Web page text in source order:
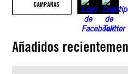
CAMPAÑAS
Añadidos